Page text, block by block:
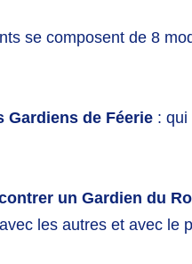
se composent de 8
Gardiens de Féerie : qui
un Gardien du
les autres et avec le